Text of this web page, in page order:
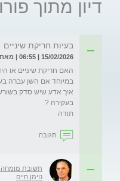
דיון מתוך
בעיות חריקת שיניים
15/02/2026 | 06:55 | מאת: אבי
האם חריקת שיניים או
איך אדע שיש סדק
תודה
תגובה
תשובת
נוימן חיים